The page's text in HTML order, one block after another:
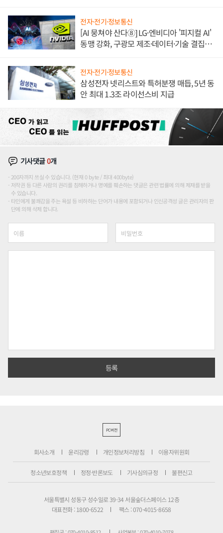
전자·전기·정보통신
[AI 뭉쳐야 산다⑧] LG·엔비디아 '피지컬 AI'
동맹 강화, 구광모 제조·데이터·기술 결집
전자·전기·정보통신
삼성전자 넷리스트와 특허분쟁 매듭, 5년 동
안 최대 1.3조 라이선스비 지급
기사댓글0개
200자까지 쓰실 수 있습니다. (현재 0 byte / 최대 400byte)
저작권 등 다른 사람의 권리를 침해하거나 명예를 훼손하는 댓글은 관련 법률에 의해 제재를 받을
수 있습니다.
타인에게 불쾌감을 주는 욕설 등 비하하는 단어가 내용에 포함되거나 인신공격성 글은 관리자의 판
단에 의해 삭제 합니다.
PC버전
회사소개 윤리강령 개인정보처리방침 이용자위원회
청소년보호정책 정정·반론보도 기사심의규정 불편신고
서울특별시 성동구 성수일로 39-34 서울숲더스페이스 12층
대표전화 : 1800-6522
팩스 : 070-4015-8658